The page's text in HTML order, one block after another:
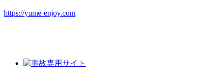
https://yume-enjoy.com